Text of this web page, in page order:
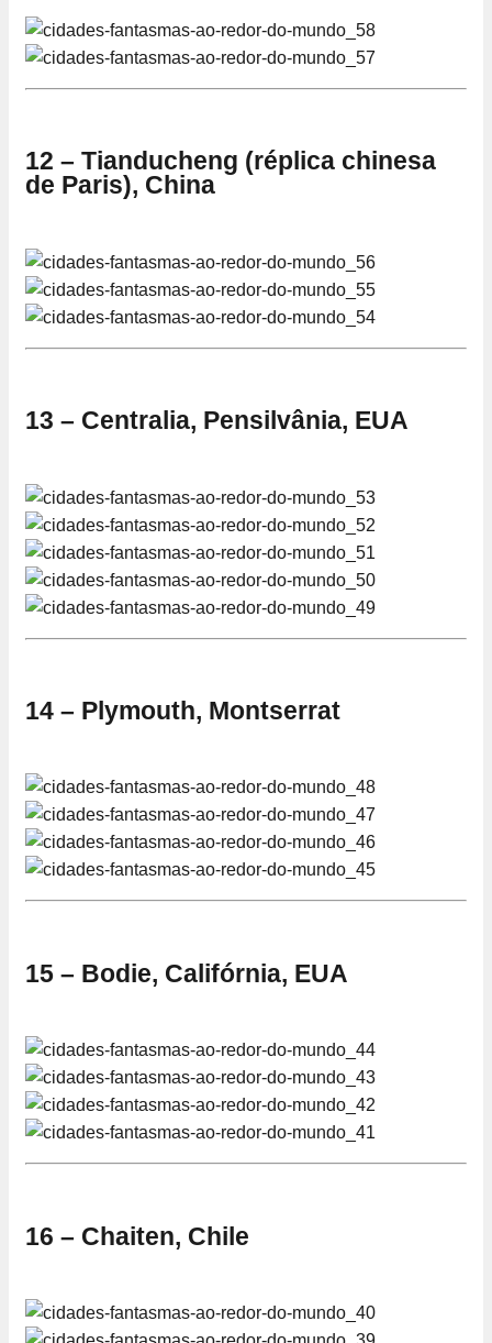
12 – Tianducheng (réplica chinesa
de Paris), China
13 – Centralia, Pensilvânia, EUA
14 – Plymouth, Montserrat
15 – Bodie, Califórnia, EUA
16 – Chaiten, Chile